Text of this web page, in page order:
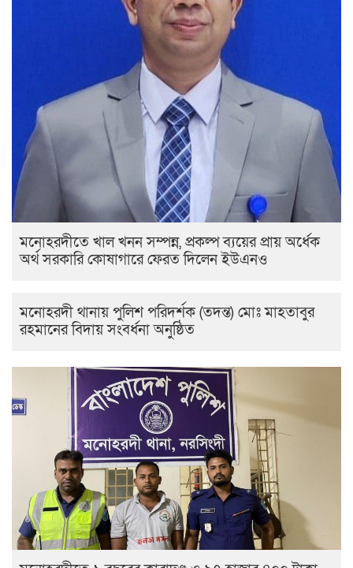
মনোহরদীতে খাল খনন সম্পন্ন, প্রকল্প ব্যয়ের প্রায় অর্ধেক
অর্থ সরকারি কোষাগারে ফেরত দিলেন ইউএনও
মনোহরদী থানায় পুলিশ পরিদর্শক (তদন্ত) মোঃ মাহতাবুর
রহমানের বিদায় সংবর্ধনা অনুষ্ঠিত